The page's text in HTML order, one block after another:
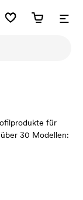
für
30 Modellen: